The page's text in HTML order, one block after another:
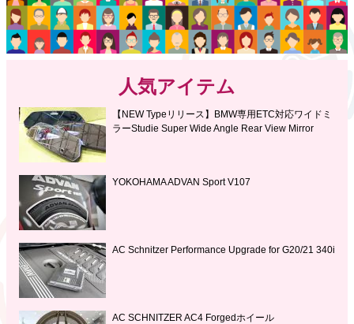
人気アイテム
【NEW Typeリリース】BMW専用ETC対応ワイドミ
ラーStudie Super Wide Angle Rear View Mirror
YOKOHAMA ADVAN Sport V107
AC Schnitzer Performance Upgrade for G20/21 340i
AC SCHNITZER AC4 Forgedホイール